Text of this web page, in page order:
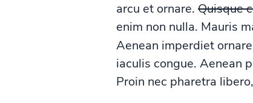
arcu et ornare. Quisque
enim non nulla. Mauris
Aenean imperdiet
iaculis congue. Aenean
Proin nec pharetra